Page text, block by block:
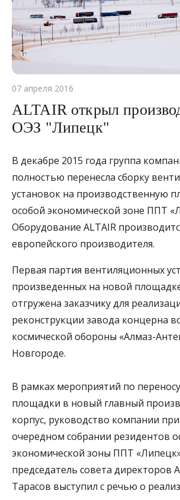
07 апреля 2016
ALTAIR открыл
ОЭЗ "Липецк"
В декабре 2015 года группа
полностью перенесла сборку
установок на производственную
особой экономической зоне ППТ
Оборудование ALTAIR
европейского производителя.
Первая партия вентиляционных
произведенных на новой
отгружена заказчику для
реконструкции завода концерна
космической обороны «Алмаз-
Новгороде.
В рамках мероприятий по
площадки в новый главный
корпус, руководство компании
очередном собрании резидентов
экономической зоны ППТ
председатель совета директоров
Тарасов выступил с речью о